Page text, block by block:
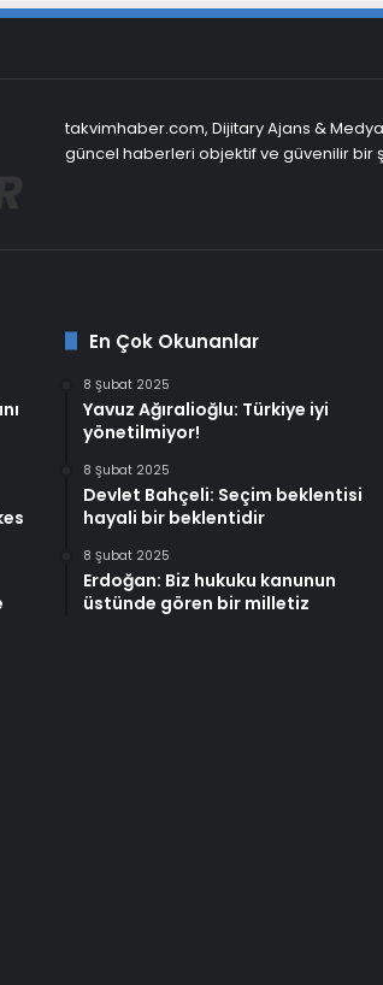
takvimhaber.com, Dijitary Ajans &
güncel haberleri objektif ve güvenilir bir
En Çok Okunanlar
8 Şubat 2025
Yavuz Ağıralioğlu: Türkiye iyi
yönetilmiyor!
8 Şubat 2025
Devlet Bahçeli: Seçim beklentisi
hayali bir beklentidir
8 Şubat 2025
Erdoğan: Biz hukuku kanunun
üstünde gören bir milletiz